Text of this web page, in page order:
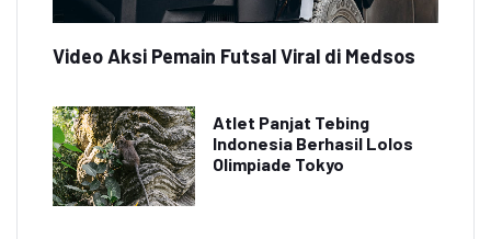
Video Aksi Pemain Futsal Viral di Medsos
Atlet Panjat Tebing
Indonesia Berhasil Lolos
Olimpiade Tokyo